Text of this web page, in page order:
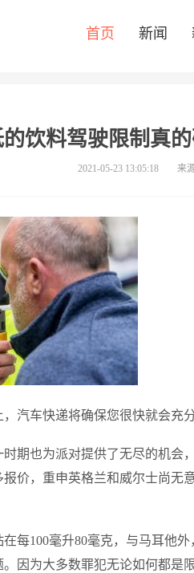
首页 新闻
饮料驾驶限制真
2021-05-23 13:05:18 来
汽车快递将确保您很快就会充
期也为派对提供了无尽的机会
价，重申英格兰和威尔士尚无
每100毫升80毫克，与马耳他
因为大多数罪犯无论如何都是